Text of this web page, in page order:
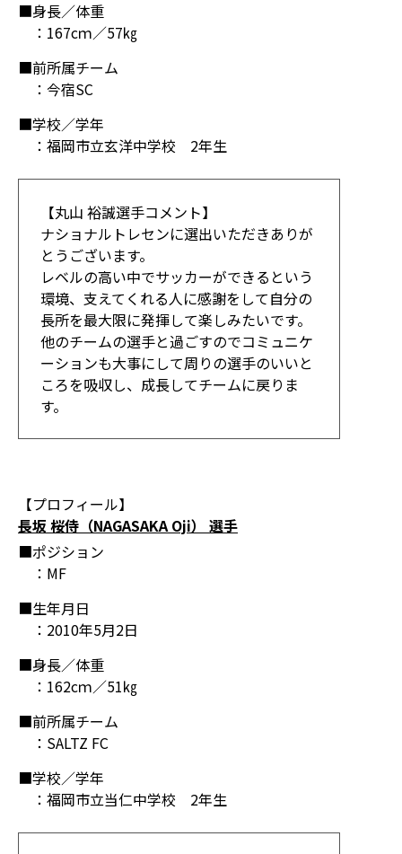
■身長／体重
：167cｍ／57㎏
■前所属チーム
：今宿SC
■学校／学年
：福岡市立玄洋中学校 2年生
【丸山 裕誠選手コメント】
ナショナルトレセンに選出いただきありが
とうございます。
レベルの高い中でサッカーができるという
環境、支えてくれる人に感謝をして自分の
長所を最大限に発揮して楽しみたいです。
他のチームの選手と過ごすのでコミュニケ
ーションも大事にして周りの選手のいいと
ころを吸収し、成長してチームに戻りま
す。
【プロフィール】
長坂 桜侍（NAGASAKA Oji） 選手
■ポジション
：MF
■生年月日
：2010年5月2日
■身長／体重
：162cｍ／51㎏
■前所属チーム
：SALTZ FC
■学校／学年
：福岡市立当仁中学校 2年生